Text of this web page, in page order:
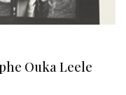
Ouka Leele